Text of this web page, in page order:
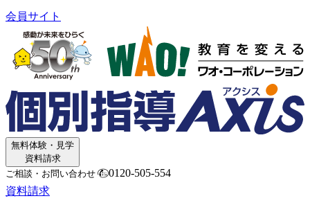
会員サイト
無料体験・見学
資料請求
ご相談・お問い合わせ
0120-505-554
資料請求